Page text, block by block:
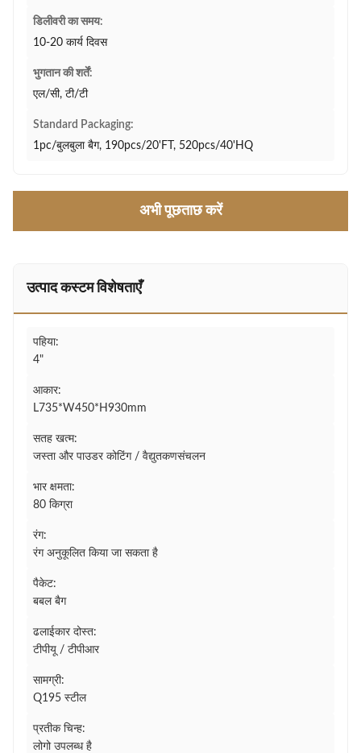
डिलीवरी का समय:
10-20 कार्य दिवस
भुगतान की शर्तें:
एल/सी, टी/टी
Standard Packaging:
1pc/बुलबुला बैग, 190pcs/20'FT, 520pcs/40'HQ
अभी पूछताछ करें
उत्पाद कस्टम विशेषताएँ
पहिया:
4"
आकार:
L735*W450*H930mm
सतह खत्म:
जस्ता और पाउडर कोटिंग / वैद्युतकणसंचलन
भार क्षमता:
80 किग्रा
रंग:
रंग अनुकूलित किया जा सकता है
पैकेट:
बबल बैग
ढलाईकार दोस्त:
टीपीयू / टीपीआर
सामग्री:
Q195 स्टील
प्रतीक चिन्ह:
लोगो उपलब्ध है